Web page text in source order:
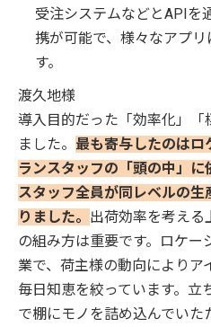
受注システムなどとAPIを
携が可能で、様々なアプ
す。
渡久地様
導入目的だった「効率化」「
ました。 最も寄与したのはロ
ランスタッフの「頭の中」に
スタッフ全員が同レベルの
りました。 出荷効率を考える
の組み方は重要です。ロケ
業で、荷主様の動向によりア
毎日知恵を絞っています。立
で棚にモノを詰め込んでいた